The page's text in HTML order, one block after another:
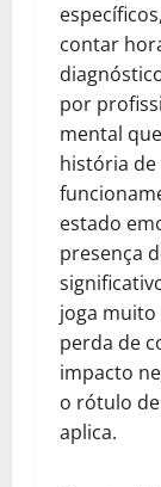
contar
por
mental
história de
estado
presença
joga muito
perda de
impacto
o rótulo de
aplica.